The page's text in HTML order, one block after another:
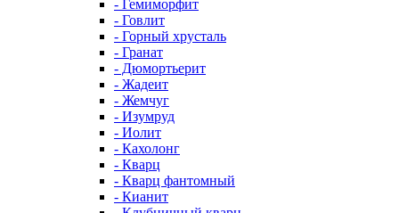
- Гемиморфит
- Говлит
- Горный хрусталь
- Гранат
- Дюмортьерит
- Жадеит
- Жемчуг
- Изумруд
- Иолит
- Кахолонг
- Кварц
- Кварц фантомный
- Кианит